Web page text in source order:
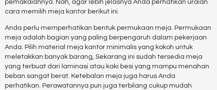
pemakaiannya. Nah, agar lebih jelasnya Anda perhatikan uraian
cara memilih meja kantor berikut ini.
Anda perlu memperhatikan bentuk permukaan meja. Permukaan
meja adalah bagian yang paling berpengaruh dalam pekerjaan
Anda. Pilih material meja kantor minimalis yang kokoh untuk
meletakkan banyak barang, Sekarang ini sudah tersedia meja
yang terbuat dari laminasi atau kaki besi yang mampu menahan
beban sangat berat. Ketebalan meja juga harus Anda
perhatikan. Perawatannya pun juga terbilang cukup mudah